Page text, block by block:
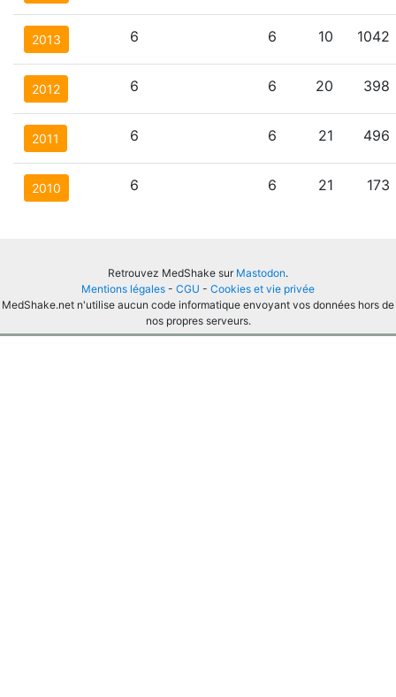
2013 6 6 10 1042
2012 6 6 20 398
2011 6 6 21 496
2010 6 6 21 173
Retrouvez MedShake sur Mastodon.
Mentions légales - CGU - Cookies et vie privée
MedShake.net n'utilise aucun code informatique envoyant vos données hors de
nos propres serveurs.